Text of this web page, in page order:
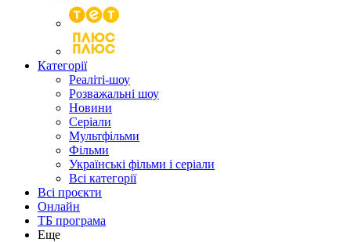
Категорії
Реаліті-шоу
Розважальні шоу
Новини
Серіали
Мультфільми
Фільми
Українські фільми і серіали
Всі категорії
Всі проєкти
Онлайн
ТБ програма
Еще